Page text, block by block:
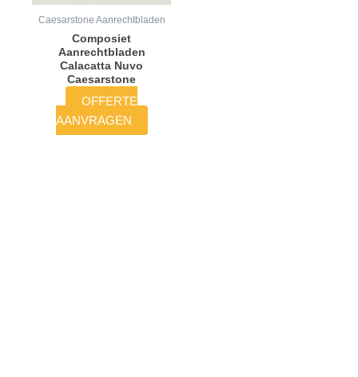
Caesarstone Aanrechtbladen
Composiet
Aanrechtbladen
Calacatta Nuvo
Caesarstone
OFFERTE
AANVRAGEN